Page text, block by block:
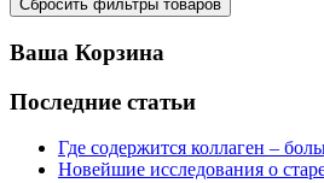
Ваша Корзина
Последние статьи
Где содержится коллаген –
Новейшие исследования о